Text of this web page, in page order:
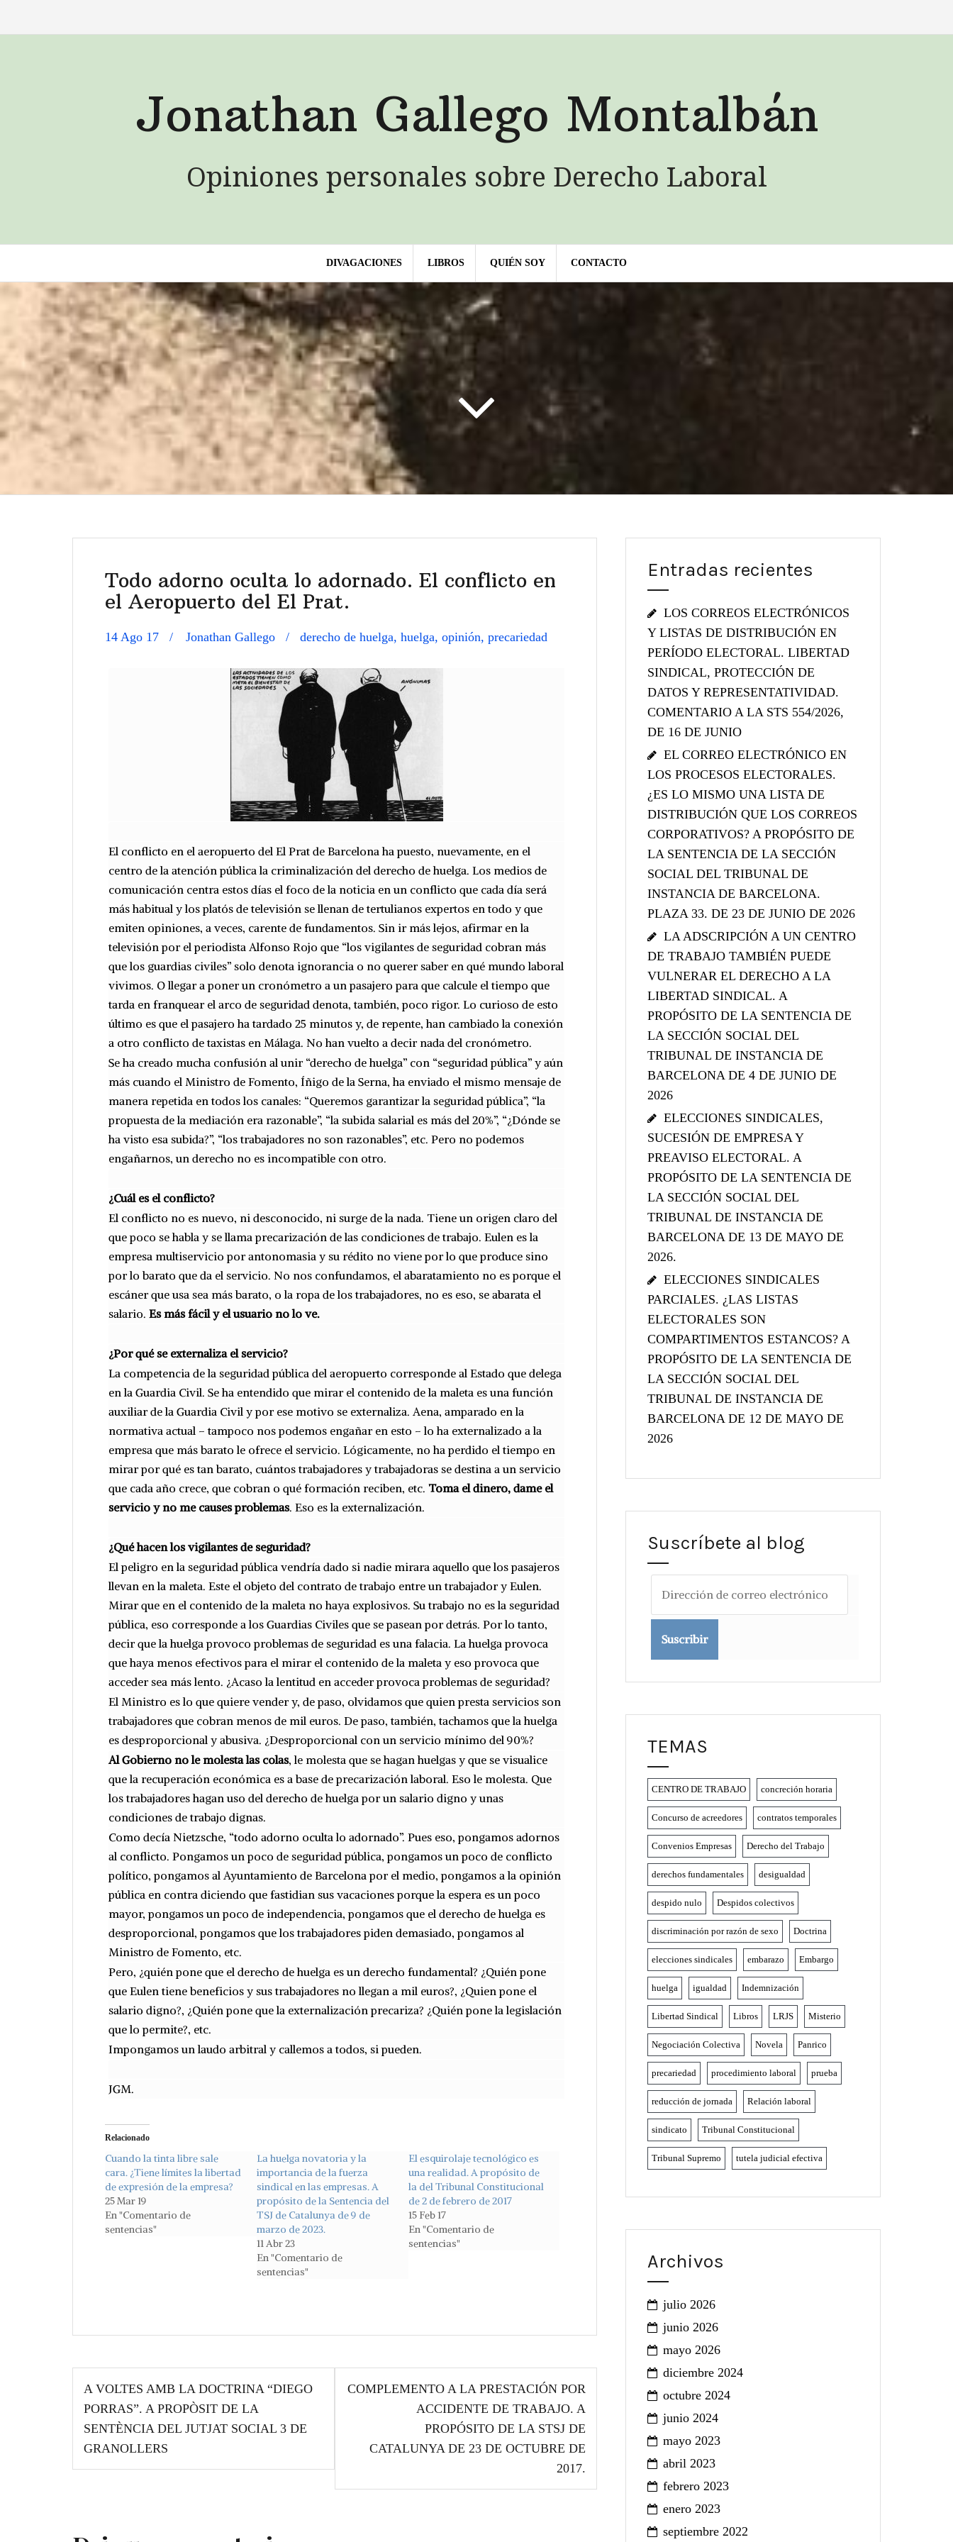
SOY
Jonathan Gallego Montalbán
Opiniones personales sobre Derecho Laboral
DIVAGACIONES LIBROS QUIÉN SOY CONTACTO
Todo adorno oculta lo adornado. El conflicto en
el Aeropuerto del El Prat.
14 Ago 17 Jonathan Gallego derecho de huelga, huelga, opinión, precariedad
El conflicto en el aeropuerto del El Prat de Barcelona ha puesto, nuevamente, en el
centro de la atención pública la criminalización del derecho de huelga. Los medios de
comunicación centra estos días el foco de la noticia en un conflicto que cada día será
más habitual y los platós de televisión se llenan de tertulianos expertos en todo y que
emiten opiniones, a veces, carente de fundamentos. Sin ir más lejos, afirmar en la
televisión por el periodista Alfonso Rojo que “los vigilantes de seguridad cobran más
que los guardias civiles” solo denota ignorancia o no querer saber en qué mundo laboral
vivimos. O llegar a poner un cronómetro a un pasajero para que calcule el tiempo que
tarda en franquear el arco de seguridad denota, también, poco rigor. Lo curioso de esto
último es que el pasajero ha tardado 25 minutos y, de repente, han cambiado la conexión
a otro conflicto de taxistas en Málaga. No han vuelto a decir nada del cronómetro.
Se ha creado mucha confusión al unir “derecho de huelga” con “seguridad pública” y aún
más cuando el Ministro de Fomento, Íñigo de la Serna, ha enviado el mismo mensaje de
manera repetida en todos los canales: “Queremos garantizar la seguridad pública”, “la
propuesta de la mediación era razonable”, “la subida salarial es más del 20%”, “¿Dónde se
ha visto esa subida?”, “los trabajadores no son razonables”, etc. Pero no podemos
engañarnos, un derecho no es incompatible con otro.
¿Cuál es el conflicto?
El conflicto no es nuevo, ni desconocido, ni surge de la nada. Tiene un origen claro del
que poco se habla y se llama precarización de las condiciones de trabajo. Eulen es la
empresa multiservicio por antonomasia y su rédito no viene por lo que produce sino
por lo barato que da el servicio. No nos confundamos, el abaratamiento no es porque el
escáner que usa sea más barato, o la ropa de los trabajadores, no es eso, se abarata el
salario. Es más fácil y el usuario no lo ve.
¿Por qué se externaliza el servicio?
La competencia de la seguridad pública del aeropuerto corresponde al Estado que delega
en la Guardia Civil. Se ha entendido que mirar el contenido de la maleta es una función
auxiliar de la Guardia Civil y por ese motivo se externaliza. Aena, amparado en la
normativa actual – tampoco nos podemos engañar en esto – lo ha externalizado a la
empresa que más barato le ofrece el servicio. Lógicamente, no ha perdido el tiempo en
mirar por qué es tan barato, cuántos trabajadores y trabajadoras se destina a un servicio
que cada año crece, que cobran o qué formación reciben, etc. Toma el dinero, dame el
servicio y no me causes problemas. Eso es la externalización.
¿Qué hacen los vigilantes de seguridad?
El peligro en la seguridad pública vendría dado si nadie mirara aquello que los pasajeros
llevan en la maleta. Este el objeto del contrato de trabajo entre un trabajador y Eulen.
Mirar que en el contenido de la maleta no haya explosivos. Su trabajo no es la seguridad
pública, eso corresponde a los Guardias Civiles que se pasean por detrás. Por lo tanto,
decir que la huelga provoco problemas de seguridad es una falacia. La huelga provoca
que haya menos efectivos para el mirar el contenido de la maleta y eso provoca que
acceder sea más lento. ¿Acaso la lentitud en acceder provoca problemas de seguridad?
El Ministro es lo que quiere vender y, de paso, olvidamos que quien presta servicios son
trabajadores que cobran menos de mil euros. De paso, también, tachamos que la huelga
es desproporcional y abusiva. ¿Desproporcional con un servicio mínimo del 90%?
Al Gobierno no le molesta las colas, le molesta que se hagan huelgas y que se visualice
que la recuperación económica es a base de precarización laboral. Eso le molesta. Que
los trabajadores hagan uso del derecho de huelga por un salario digno y unas
condiciones de trabajo dignas.
Como decía Nietzsche, “todo adorno oculta lo adornado”. Pues eso, pongamos adornos
al conflicto. Pongamos un poco de seguridad pública, pongamos un poco de conflicto
político, pongamos al Ayuntamiento de Barcelona por el medio, pongamos a la opinión
pública en contra diciendo que fastidian sus vacaciones porque la espera es un poco
mayor, pongamos un poco de independencia, pongamos que el derecho de huelga es
desproporcional, pongamos que los trabajadores piden demasiado, pongamos al
Ministro de Fomento, etc.
Pero, ¿quién pone que el derecho de huelga es un derecho fundamental? ¿Quién pone
que Eulen tiene beneficios y sus trabajadores no llegan a mil euros?, ¿Quien pone el
salario digno?, ¿Quién pone que la externalización precariza? ¿Quién pone la legislación
que lo permite?, etc.
Impongamos un laudo arbitral y callemos a todos, si pueden.
JGM.
Relacionado
Cuando la tinta libre sale
cara. ¿Tiene límites la libertad
de expresión de la empresa?
25 Mar 19
En "Comentario de
sentencias"
La huelga novatoria y la
importancia de la fuerza
sindical en las empresas. A
propósito de la Sentencia del
TSJ de Catalunya de 9 de
marzo de 2023.
11 Abr 23
En "Comentario de
sentencias"
El esquirolaje tecnológico es
una realidad. A propósito de
la del Tribunal Constitucional
de 2 de febrero de 2017
15 Feb 17
En "Comentario de
sentencias"
de
entradas
A VOLTES AMB LA DOCTRINA “DIEGO
PORRAS”. A PROPÒSIT DE LA
SENTÈNCIA DEL JUTJAT SOCIAL 3 DE
GRANOLLERS
COMPLEMENTO A LA PRESTACIÓN POR
ACCIDENTE DE TRABAJO. A
PROPÓSITO DE LA STSJ DE
CATALUNYA DE 23 DE OCTUBRE DE
2017.
Entradas recientes
LOS CORREOS ELECTRÓNICOS
Y LISTAS DE DISTRIBUCIÓN EN
PERÍODO ELECTORAL. LIBERTAD
SINDICAL, PROTECCIÓN DE
DATOS Y REPRESENTATIVIDAD.
COMENTARIO A LA STS 554/2026,
DE 16 DE JUNIO
EL CORREO ELECTRÓNICO EN
LOS PROCESOS ELECTORALES.
¿ES LO MISMO UNA LISTA DE
DISTRIBUCIÓN QUE LOS CORREOS
CORPORATIVOS? A PROPÓSITO DE
LA SENTENCIA DE LA SECCIÓN
SOCIAL DEL TRIBUNAL DE
INSTANCIA DE BARCELONA.
PLAZA 33. DE 23 DE JUNIO DE 2026
LA ADSCRIPCIÓN A UN CENTRO
DE TRABAJO TAMBIÉN PUEDE
VULNERAR EL DERECHO A LA
LIBERTAD SINDICAL. A
PROPÓSITO DE LA SENTENCIA DE
LA SECCIÓN SOCIAL DEL
TRIBUNAL DE INSTANCIA DE
BARCELONA DE 4 DE JUNIO DE
2026
ELECCIONES SINDICALES,
SUCESIÓN DE EMPRESA Y
PREAVISO ELECTORAL. A
PROPÓSITO DE LA SENTENCIA DE
LA SECCIÓN SOCIAL DEL
TRIBUNAL DE INSTANCIA DE
BARCELONA DE 13 DE MAYO DE
2026.
ELECCIONES SINDICALES
PARCIALES. ¿LAS LISTAS
ELECTORALES SON
COMPARTIMENTOS ESTANCOS? A
PROPÓSITO DE LA SENTENCIA DE
LA SECCIÓN SOCIAL DEL
TRIBUNAL DE INSTANCIA DE
BARCELONA DE 12 DE MAYO DE
2026
Suscríbete al blog
de
correo
electrónico
TEMAS
CENTRO DE TRABAJO concreción horaria
Concurso de acreedores contratos temporales
Convenios Empresas Derecho del Trabajo
derechos fundamentales desigualdad
despido nulo Despidos colectivos
discriminación por razón de sexo Doctrina
elecciones sindicales embarazo Embargo
huelga igualdad Indemnización
Libertad Sindical Libros LRJS Misterio
Negociación Colectiva Novela Panrico
precariedad procedimiento laboral prueba
reducción de jornada Relación laboral
sindicato Tribunal Constitucional
Tribunal Supremo tutela judicial efectiva
Archivos
julio 2026
junio 2026
mayo 2026
diciembre 2024
octubre 2024
junio 2024
mayo 2023
abril 2023
febrero 2023
enero 2023
septiembre 2022